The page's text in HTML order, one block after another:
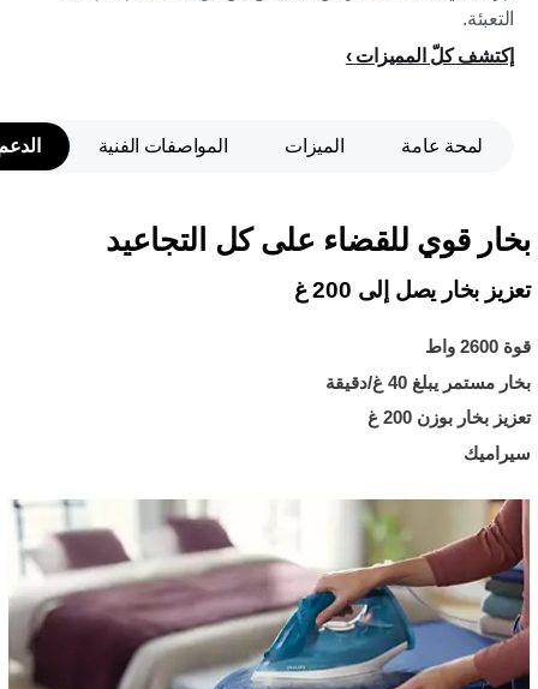
التعبئة.
إكتشف كلّ المميزات
لمحة عامة الميزات المواصفات الفنية
بخار قوي للقضاء على كل التجاعيد
تعزيز بخار يصل إلى 200 غ
قوة 2600 واط
بخار مستمر يبلغ 40 غ/دقيقة
تعزيز بخار بوزن 200 غ
سيراميك